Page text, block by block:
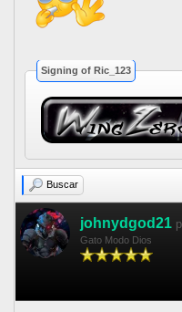
Signing of Ric_123
Buscar
johnydgod21
Gato Modo Dios